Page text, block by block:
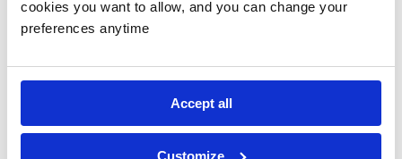
cookies you want to allow, and you can change your
preferences anytime
Accept all
Customize
lien de confirmation d'enregistrement seront envoyées à
l'adresse e-mail du client.
5.5 La création d'un compte permettra au client de
chaque fois qu'il effectue une commande COC. Les
données personnelles et autres paramètres peuvent être